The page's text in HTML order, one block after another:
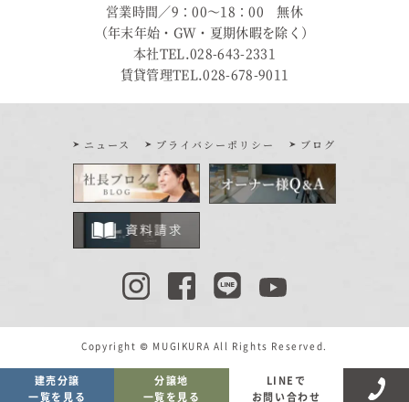
建売分譲
一覧を見る
分譲地
一覧を見る
LINEで
お問い合わせ
営業時間／9：00〜18：00 無休
（年末年始・GW・夏期休暇を除く）
本社TEL.028-643-2331
賃貸管理TEL.028-678-9011
ニュース プライバシーポリシー ブログ
Copyright © MUGIKURA All Rights Reserved.